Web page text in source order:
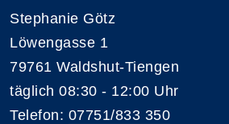
Stephanie Götz
Löwengasse 1
79761 Waldshut-Tiengen
täglich 08:30 - 12:00 Uhr
Telefon: 07751/833 350